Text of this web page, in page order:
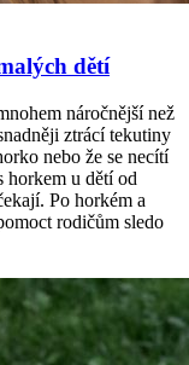
dětí
náročnější než
ztrácí tekutiny
nebo že se necítí
horkem u dětí od
Po horkém a
rodičům sledo